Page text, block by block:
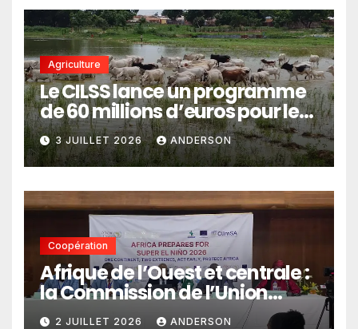
Agriculture
Le CILSS lance un programme
de 60 millions d’euros pour le
pastoralisme
3 JUILLET 2026 ANDERSON
Coopération
Afrique de l’Ouest et centrale :
la Commission de l’Union
africaine veut renforcer
2 JUILLET 2026 ANDERSON